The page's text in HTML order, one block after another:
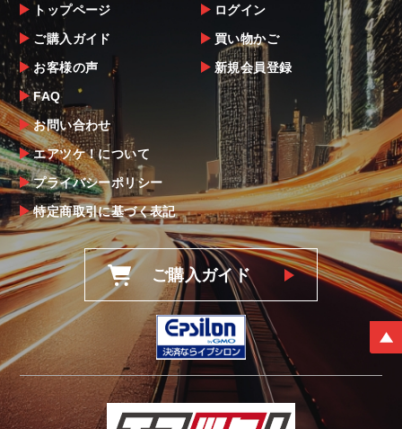
トップページ
ご購入ガイド
お客様の声
FAQ
お問い合わせ
エアツケ！について
プライバシーポリシー
特定商取引に基づく表記
ログイン
買い物かご
新規会員登録
ご購入ガイド